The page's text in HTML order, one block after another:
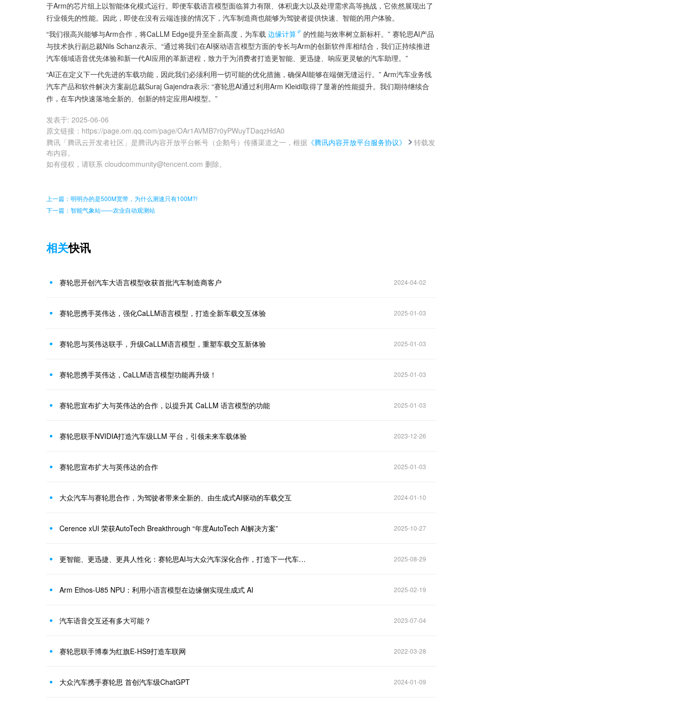
于Arm的芯片组上以智能体化模式运行。即便车载语言模型面临算力有限、体积庞大以及处理需求高等挑战，它依然展现出了
行业领先的性能。因此，即使在没有云端连接的情况下，汽车制造商也能够为驾驶者提供快速、智能的用户体验。
“我们很高兴能够与Arm合作，将CaLLM Edge提升至全新高度，为车载 边缘计算
的性能与效率树立新标杆。” 赛轮思AI产品
与技术执行副总裁Nils Schanz表示。“通过将我们在AI驱动语言模型方面的专长与Arm的创新软件库相结合，我们正持续推进
汽车领域语音优先体验和新一代AI应用的革新进程，致力于为消费者打造更智能、更迅捷、响应更灵敏的汽车助理。”
“AI正在定义下一代先进的车载功能，因此我们必须利用一切可能的优化措施，确保AI能够在端侧无缝运行。” Arm汽车业务线
汽车产品和软件解决方案副总裁Suraj Gajendra表示: “赛轮思AI通过利用Arm Kleidi取得了显著的性能提升。我们期待继续合
作，在车内快速落地全新的、创新的特定应用AI模型。”
发表于: 2025-06-06
原文链接 ： https://page.om.qq.com/page/OAr1AVMB7r0yPWuyTDaqzHdA0
腾讯「腾讯云开发者社区」是腾讯内容开放平台帐号（企鹅号）传播渠道之一，根据 《腾讯内容开放平台服务协议》
转载发
布内容。
如有侵权，请联系 cloudcommunity@tencent.com 删除。
上一篇：明明办的是500M宽带，为什么测速只有100M?!
下一篇：智能气象站——农业自动观测站
相关快讯
赛轮思开创汽车大语言模型收获首批汽车制造商客户 2024-04-02
赛轮思携手英伟达，强化CaLLM语言模型，打造全新车载交互体验 2025-01-03
赛轮思与英伟达联手，升级CaLLM语言模型，重塑车载交互新体验 2025-01-03
赛轮思携手英伟达，CaLLM语言模型功能再升级！ 2025-01-03
赛轮思宣布扩大与英伟达的合作，以提升其 CaLLM 语言模型的功能 2025-01-03
赛轮思联手NVIDIA打造汽车级LLM 平台，引领未来车载体验 2023-12-26
赛轮思宣布扩大与英伟达的合作 2025-01-03
大众汽车与赛轮思合作，为驾驶者带来全新的、由生成式AI驱动的车载交互 2024-01-10
Cerence xUI 荣获AutoTech Breakthrough “年度AutoTech AI解决方案” 2025-10-27
更智能、更迅捷、更具人性化：赛轮思AI与大众汽车深化合作，打造下一代车载对话体验 2025-08-29
Arm Ethos-U85 NPU：利用小语言模型在边缘侧实现生成式 AI 2025-02-19
汽车语音交互还有多大可能？ 2023-07-04
赛轮思联手博泰为红旗E-HS9打造车联网 2022-03-28
大众汽车携手赛轮思 首创汽车级ChatGPT 2024-01-09